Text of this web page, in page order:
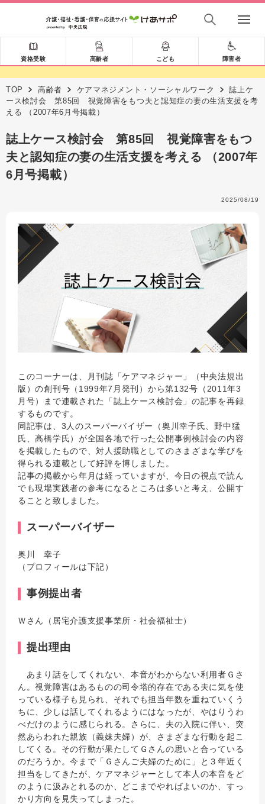
資格受験 高齢者 こども 障害者
TOP 高齢者 ケアマネジメント・ソーシャルワーク
誌上ケ
ース検討会 第85回 視覚障害をもつ夫と認知症の妻の生活支援を考
える （2007年6月号掲載）
誌上ケース検討会 第85回 視覚障害をもつ
夫と認知症の妻の生活支援を考える （2007年
6月号掲載）
2025/08/19
このコーナーは、月刊誌「ケアマネジャー」（中央法規出
版）の創刊号（1999年7月発刊）から第132号（2011年3
月号）まで連載された「誌上ケース検討会」の記事を再録
するものです。
同記事は、3人のスーパーバイザー（奥川幸子氏、野中猛
氏、高橋学氏）が全国各地で行った公開事例検討会の内容
を掲載したもので、対人援助職としてのさまざまな学びを
得られる連載として好評を博しました。
記事の掲載から年月は経っていますが、今日の視点で読ん
でも現場実践者の参考になるところは多いと考え、公開す
ることと致しました。
スーパーバイザー
奥川 幸子
（プロフィールは下記）
事例提出者
Ｗさん（居宅介護支援事業所・社会福祉士）
提出理由
あまり話をしてくれない、本音がわからない利用者Ｇさ
ん。視覚障害はあるものの司令塔的存在である夫に気を使
っている様子も見られ、それでも担当年数を重ねていくう
ちに、少しは話してくれるようにはなったが、やはりうわ
べだけのように感じられる。さらに、夫の入院に伴い、突
然あらわれた親族（義妹夫婦）が、さまざまな行動を起こ
してくる。その行動が果たしてＧさんの思いと合っている
のだろうか。今まで「Ｇさんご夫婦のために」と３年近く
担当をしてきたが、ケアマネジャーとして本人の本音をど
のように汲みとれるのか、どこまでやればよいのか、すっ
かり方向を見失ってしまった。